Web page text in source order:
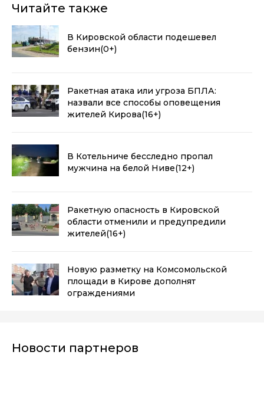
Читайте также
В Кировской области подешевел
бензин(0+)
Ракетная атака или угроза БПЛА:
назвали все способы оповещения
жителей Кирова(16+)
В Котельниче бесследно пропал
мужчина на белой Ниве(12+)
Ракетную опасность в Кировской
области отменили и предупредили
жителей(16+)
Новую разметку на Комсомольской
площади в Кирове дополнят
ограждениями
Новости партнеров